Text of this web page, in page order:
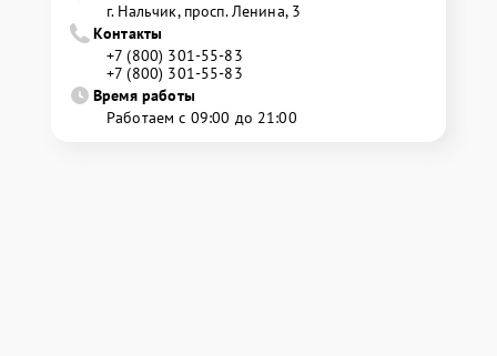
г. Нальчик, просп. Ленина, 3
Контакты
+7 (800) 301-55-83
+7 (800) 301-55-83
Время работы
Работаем с 09:00 до 21:00